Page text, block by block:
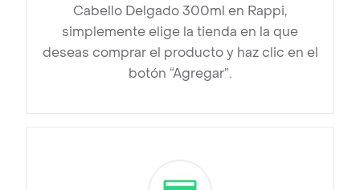
Cabello Delgado 300ml en Rappi,
simplemente elige la tienda en la que
deseas comprar el producto y haz clic en el
botón “Agregar”.